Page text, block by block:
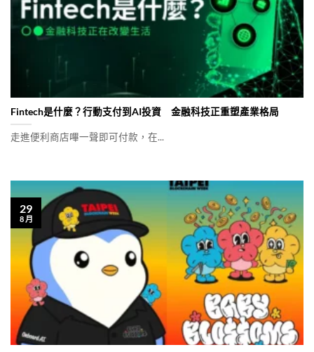
Fintech是什麼？行動支付到AI投資 金融科技正重塑產業格局
走進便利商店嗶一聲即可付款，在...
29
8 月